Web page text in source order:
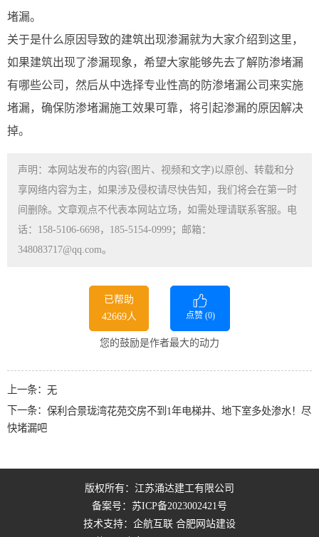
堵漏。
关于是什么原因导致的建筑出现渗漏就为大家介绍到这里，
如果建筑出现了渗漏现象，希望大家能够先去了解防渗堵漏
有哪些公司‍，然后从中选择专业性高的防渗堵漏‍公司来实施
堵漏，确保防渗堵漏‍施工效果可靠，将引起渗漏的原因解决
掉。
声明：本网站发布的内容(图片、视频和文字)以原创、转载和分
享网络内容为主，如果涉及侵权请尽快告知，我们将会在第一时
间删除。文章观点不代表本网站立场，如需处理请联系客服。电
话：158-5106-6698，185-5154-0999；邮箱：
348083717@qq.com。
已帮助
42669人
点赞 (0)
您的鼓励是作者最大的动力
上一条： 无
下一条： 保利合景珑湾花苑交房不到1年电梯井、地下室多处渗水！尽
快堵漏吧
版权所有：江苏涌达建工有限公司
备案号： 苏ICP备2023002421号
技术支持：企航互联 合肥网站建设